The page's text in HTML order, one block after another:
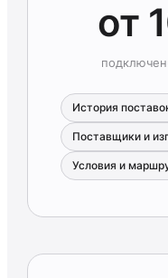
от
История
Поставщики и
Условия и